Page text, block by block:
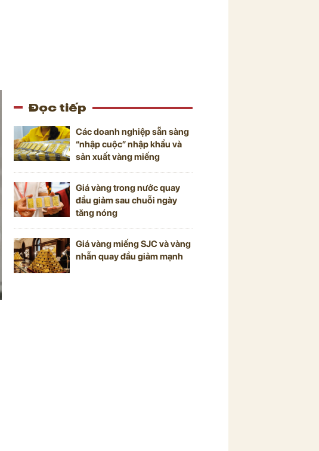
Đọc tiếp
Các doanh nghiệp sẵn sàng
“nhập cuộc” nhập khẩu và
sản xuất vàng miếng
Giá vàng trong nước quay
đầu giảm sau chuỗi ngày
tăng nóng
Giá vàng miếng SJC và vàng
nhẫn quay đầu giảm mạnh